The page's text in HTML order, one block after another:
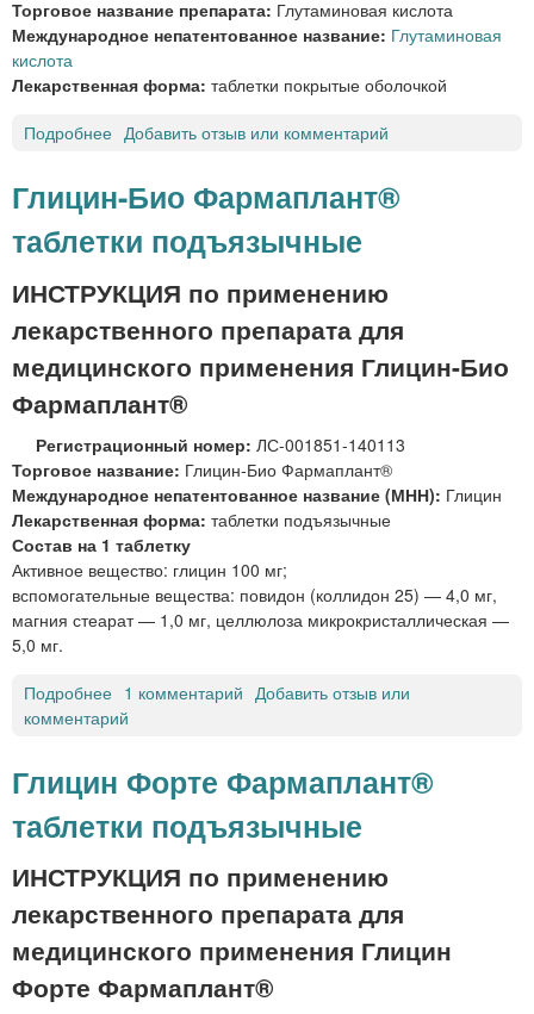
т
к
д
а
с
с
с
в
а
и
«
А
Р
Д
Торговое название препарата: Глутаминовая кислота
Международное непатентованное название: Глутаминовая
кислота
Лекарственная форма: таблетки покрытые оболочкой
Подробнее
у
т
а
м
и
н
о
в
а
к
и
с
л
о
т
а
т
л
к
«
а
р
и
о
Добавить отзыв или комментарий
Глицин-Био Фармаплант®
таблетки подъязычные
ИНСТРУКЦИЯ по применению
лекарственного препарата для
медицинского применения Глицин-Био
Фармаплант®
Регистрационный номер: ЛС-001851-140113
Торговое название: Глицин-Био Фармаплант®
Международное непатентованное название (МНН): Глицин
Лекарственная форма: таблетки подъязычные
Состав на 1 таблетку
Активное вещество: глицин 100 мг;
вспомогательные вещества: повидон (коллидон 25) — 4,0 мг,
магния стеарат — 1,0 мг, целлюлоза микрокристаллическая —
5,0 мг.
Подробнее
Г
ц
и
н
-
Б
и
о
Ф
а
1 комментарий Добавить отзыв или
комментарий
Глицин Форте Фармаплант®
таблетки подъязычные
ИНСТРУКЦИЯ по применению
лекарственного препарата для
медицинского применения Глицин
Форте Фармаплант®